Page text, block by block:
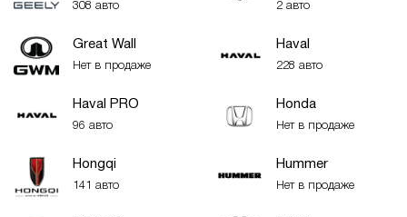
308 авто 2 авто
Great Wall
Нет в продаже
Haval
228 авто
Haval PRO
96 авто
Honda
Нет в продаже
Hongqi
141 авто
Hummer
Нет в продаже